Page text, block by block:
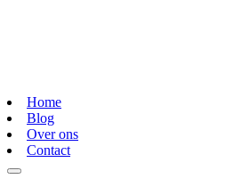
Home
Blog
Over ons
Contact